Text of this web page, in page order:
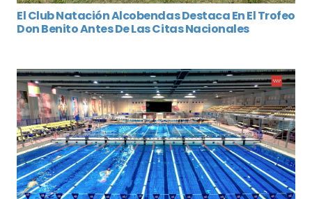
El Club Natación Alcobendas Destaca En El Trofeo
Don Benito Antes De Las Citas Nacionales